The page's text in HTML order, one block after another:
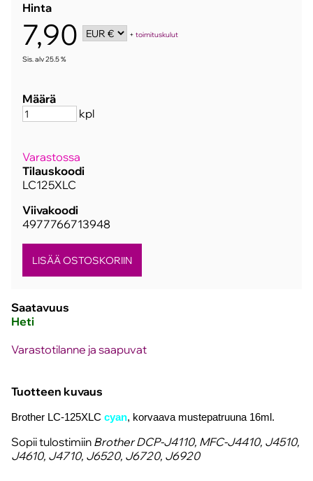
Hinta
7,90 +toimituskulut
Sis. alv 25.5 %
Määrä
kpl
Varastossa
Tilauskoodi
LC125XLC
Viivakoodi
4977766713948
Saatavuus
Heti
Varastotilanne ja saapuvat
Tuotteen kuvaus
Brother LC-125XLC cyan, korvaava mustepatruuna 16ml.
Sopii tulostimiin Brother DCP-J4110, MFC-J4410, J4510,
J4610, J4710, J6520, J6720, J6920